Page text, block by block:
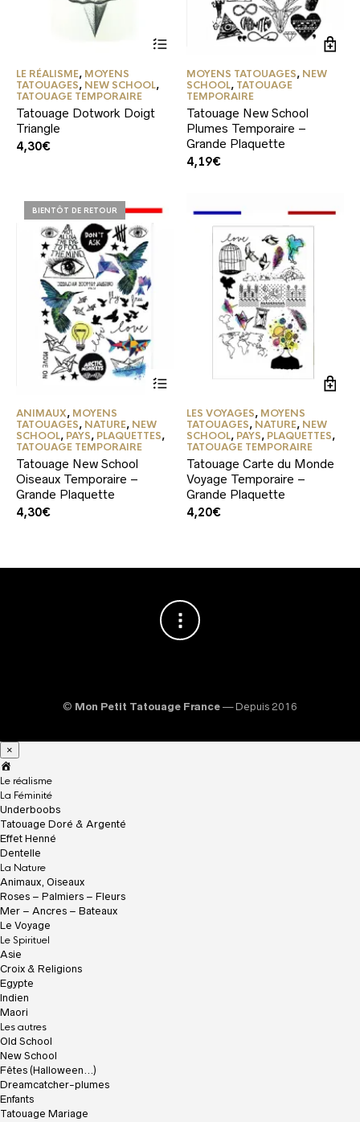
LE RÉALISME, MOYENS
TATOUAGES, NEW SCHOOL,
TATOUAGE TEMPORAIRE
Tatouage Dotwork Doigt
Triangle
4,30€
MOYENS TATOUAGES, NEW
SCHOOL, TATOUAGE
TEMPORAIRE
Tatouage New School
Plumes Temporaire –
Grande Plaquette
4,19€
BIENTÔT DE RETOUR
ANIMAUX, MOYENS
TATOUAGES, NATURE, NEW
SCHOOL, PAYS, PLAQUETTES,
TATOUAGE TEMPORAIRE
Tatouage New School
Oiseaux Temporaire –
Grande Plaquette
4,30€
LES VOYAGES, MOYENS
TATOUAGES, NATURE, NEW
SCHOOL, PAYS, PLAQUETTES,
TATOUAGE TEMPORAIRE
Tatouage Carte du Monde
Voyage Temporaire –
Grande Plaquette
4,20€
© Mon Petit Tatouage France — Depuis 2016
×
c
c
u
e
i
l
Le réalisme
La Féminité
Underboobs
Tatouage Doré & Argenté
Effet Henné
Dentelle
La Nature
Animaux, Oiseaux
Roses – Palmiers – Fleurs
Mer – Ancres – Bateaux
Le Voyage
Le Spirituel
Asie
Croix & Religions
Egypte
Indien
Maori
Les autres
Old School
New School
Fêtes (Halloween…)
Dreamcatcher-plumes
Enfants
Tatouage Mariage